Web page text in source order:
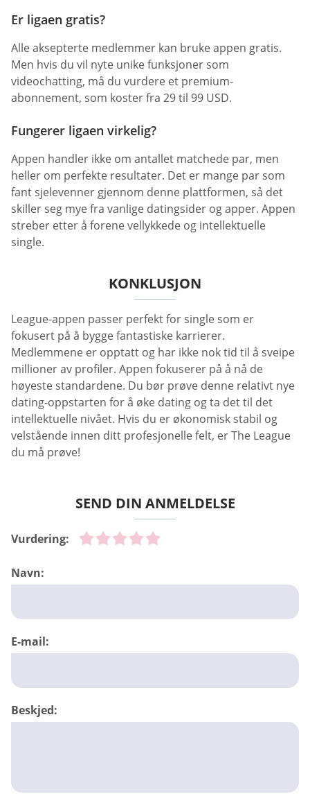
Er ligaen gratis?
Alle aksepterte medlemmer kan bruke appen gratis.
Men hvis du vil nyte unike funksjoner som
videochatting, må du vurdere et premium-
abonnement, som koster fra 29 til 99 USD.
Fungerer ligaen virkelig?
Appen handler ikke om antallet matchede par, men
heller om perfekte resultater. Det er mange par som
fant sjelevenner gjennom denne plattformen, så det
skiller seg mye fra vanlige datingsider og apper. Appen
streber etter å forene vellykkede og intellektuelle
single.
KONKLUSJON
League-appen passer perfekt for single som er
fokusert på å bygge fantastiske karrierer.
Medlemmene er opptatt og har ikke nok tid til å sveipe
millioner av profiler. Appen fokuserer på å nå de
høyeste standardene. Du bør prøve denne relativt nye
dating-oppstarten for å øke dating og ta det til det
intellektuelle nivået. Hvis du er økonomisk stabil og
velstående innen ditt profesjonelle felt, er The League
du må prøve!
SEND DIN ANMELDELSE
Vurdering:
Navn:
E-mail:
Beskjed: